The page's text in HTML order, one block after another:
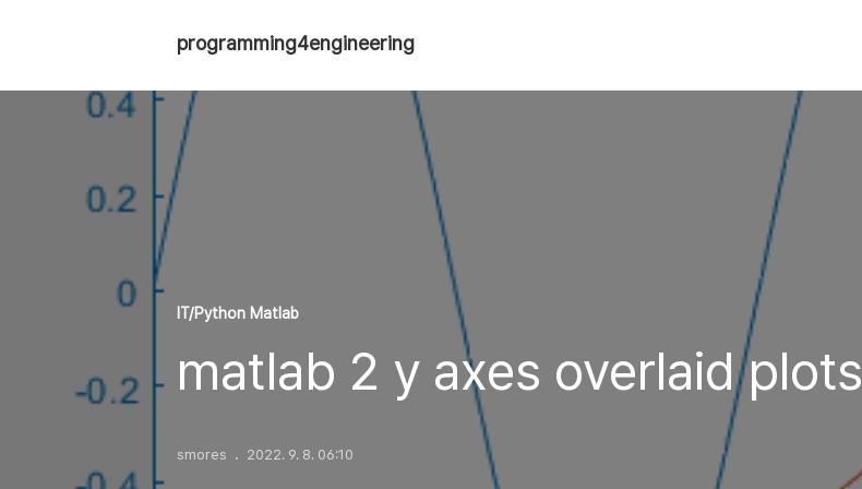
programming4engineering
IT/Python Matlab
matlab 2 y axes overlaid plots
smores 2022. 9. 8. 06:10